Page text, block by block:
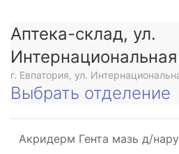
Аптека-склад, ул.
Интернациональная
г. Евпатория, ул.
Выбрать отделение
Акридерм Гента мазь д/